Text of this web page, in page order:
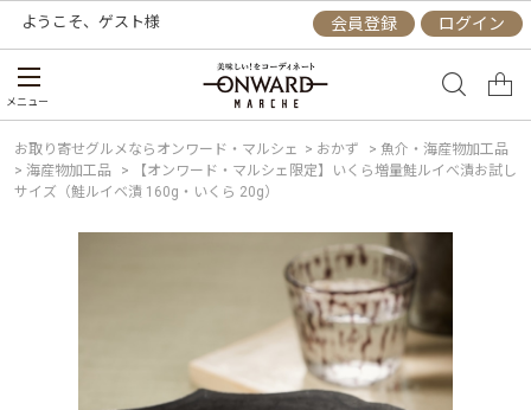
ようこそ、 ゲスト様 会員登録 ログイン
メニュー
お取り寄せグルメならオンワード・マルシェ > おかず > 魚介・海産物加工品
> 海産物加工品 >
【オンワード・マルシェ限定】いくら増量鮭ルイべ漬お試し
サイズ（鮭ルイベ漬 160g・いくら 20g）